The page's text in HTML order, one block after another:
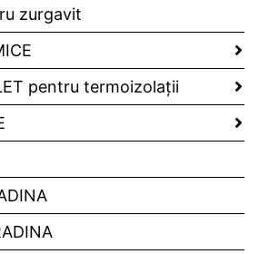
zurgavit
pentru termoizolaţii